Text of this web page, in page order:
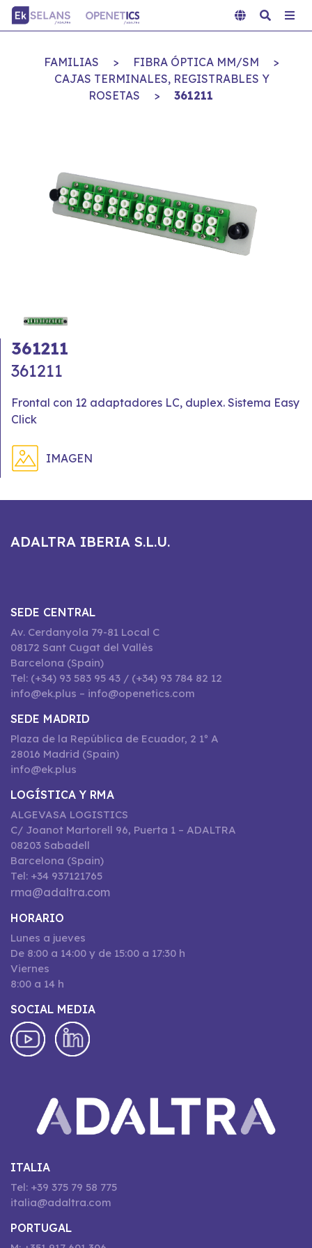
FAMILIAS > FIBRA ÓPTICA MM/SM
>
CAJAS TERMINALES, REGISTRABLES Y
ROSETAS
> 361211
361211
361211
Frontal con 12 adaptadores LC, duplex. Sistema Easy
Click
IMAGEN
ADALTRA IBERIA S.L.U.
SEDE CENTRAL
Av. Cerdanyola 79-81 Local C
08172 Sant Cugat del Vallès
Barcelona (Spain)
Tel: (+34) 93 583 95 43 / (+34) 93 784 82 12
info@ek.plus – info@openetics.com
SEDE MADRID
Plaza de la República de Ecuador, 2 1º A
28016 Madrid (Spain)
info@ek.plus
LOGÍSTICA Y RMA
ALGEVASA LOGISTICS
C/ Joanot Martorell 96, Puerta 1 – ADALTRA
08203 Sabadell
Barcelona (Spain)
Tel: +34 937121765
rma@adaltra.com
HORARIO
Lunes a jueves
De 8:00 a 14:00 y de 15:00 a 17:30 h
Viernes
8:00 a 14 h
SOCIAL MEDIA
ITALIA
Tel: +39 375 79 58 775
italia@adaltra.com
PORTUGAL